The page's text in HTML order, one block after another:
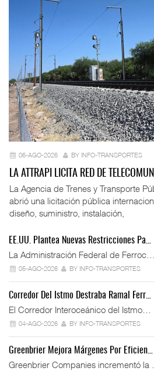
06-AGO-2026 BY INFO-TRANSPORTES
LA ATTRAPI LICITA RED DE
La Agencia de Trenes y Transporte
abrió una licitación pública
diseño, suministro, instalación,
EE.UU. Plantea Nuevas Restricciones Pa…
La Administración Federal de Ferroc…
05-AGO-2026 BY INFO-TRANSPORTES
Corredor Del Istmo Destraba Ramal Ferr…
El Corredor Interoceánico del Istmo…
04-AGO-2026 BY INFO-TRANSPORTES
Greenbrier Mejora Márgenes Por Eficien…
Greenbrier Companies incrementó la